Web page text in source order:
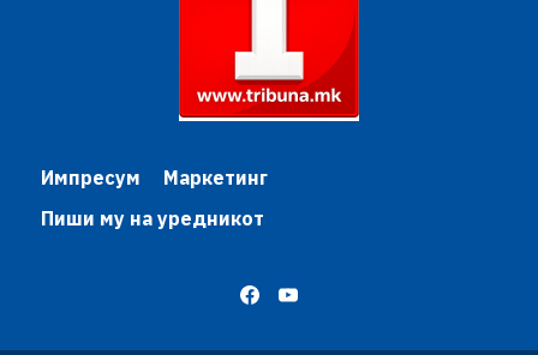
Импресум
Маркетинг
Пиши му на уредникот